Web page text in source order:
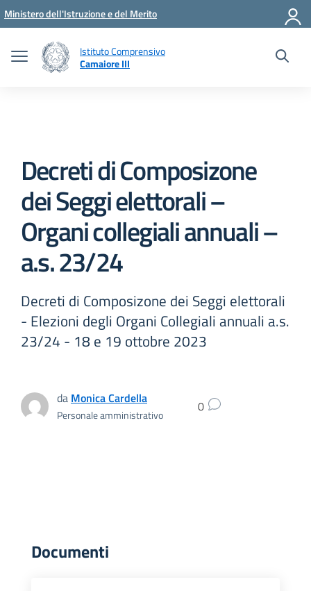
Vai ai contenuti
Vai al menu di navigazione
Vai al footer
Ministero dell'Istruzione e del Merito
Istituto Comprensivo
Camaiore III
Decreti di Composizone
dei Seggi elettorali –
Organi collegiali annuali –
a.s. 23/24
Decreti di Composizone dei Seggi elettorali
- Elezioni degli Organi Collegiali annuali a.s.
23/24 - 18 e 19 ottobre 2023
da Monica Cardella
Personale amministrativo 0
Documenti